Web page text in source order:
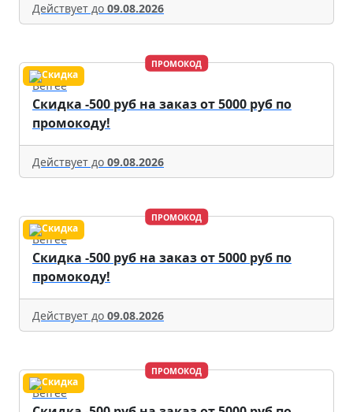
Действует до 09.08.2026
ПРОМОКОД
Befree
Скидка -500 руб на заказ от 5000 руб по
промокоду!
Действует до 09.08.2026
ПРОМОКОД
Befree
Скидка -500 руб на заказ от 5000 руб по
промокоду!
Действует до 09.08.2026
ПРОМОКОД
Befree